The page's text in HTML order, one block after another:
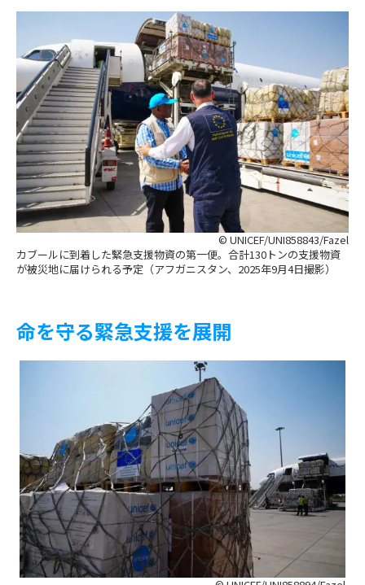
© UNICEF/UNI858843/Fazel
カブールに到着した緊急支援物資の第一便。合計130トンの支援物資
が被災地に届けられる予定（アフガニスタン、2025年9月4日撮影）
命を守る緊急支援を展開